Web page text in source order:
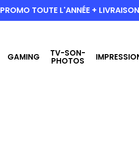
PROMO TOUTE L'ANNÉE +
GAMING TV-SON-
PHOTOS